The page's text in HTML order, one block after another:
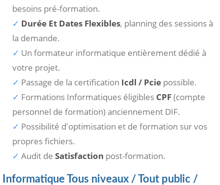
besoins pré-formation.
Durée Et Dates Flexibles, planning des sessions à
la demande.
Un formateur informatique entièrement dédié à
votre projet.
Passage de la certification Icdl / Pcie possible.
Formations Informatiques éligibles CPF(compte
personnel de formation) anciennement DIF.
Possibilité d'optimisation et de formation sur vos
propres fichiers.
Audit de Satisfaction post-formation.
Informatique Tous niveaux / Tout public /